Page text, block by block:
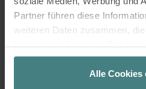
Partner führen diese
weiteren Daten zusammen,
haben oder die sie im
gesammelt haben.
Alle Cookies
se:café soft chair
230,00
inkl. 19 %
In den